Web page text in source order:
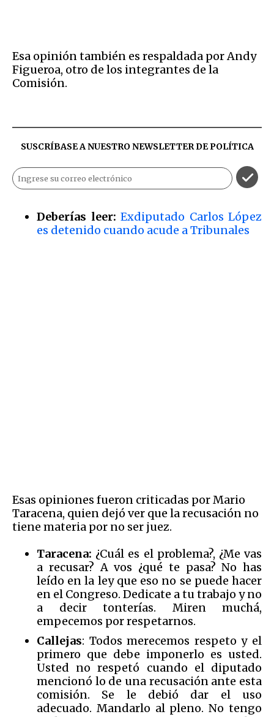
Esa opinión también es respaldada por Andy
Figueroa, otro de los integrantes de la
Comisión.
SUSCRÍBASE A NUESTRO NEWSLETTER DEPOLÍTICA
Deberías leer: Exdiputado Carlos López
es detenido cuando acude a Tribunales
Esas opiniones fueron criticadas por Mario
Taracena, quien dejó ver que la recusación no
tiene materia por no ser juez.
Taracena: ¿Cuál es el problema?, ¿Me vas
a recusar? A vos ¿qué te pasa? No has
leído en la ley que eso no se puede hacer
en el Congreso. Dedicate a tu trabajo y no
a decir tonterías. Miren muchá,
empecemos por respetarnos.
Callejas: Todos merecemos respeto y el
primero que debe imponerlo es usted.
Usted no respetó cuando el diputado
mencionó lo de una recusación ante esta
comisión. Se le debió dar el uso
adecuado. Mandarlo al pleno. No tengo